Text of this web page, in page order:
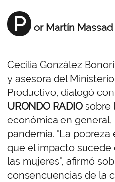
A
pp m
P or Martín Massad
Cecilia González
y asesora del
Productivo, dialogó con
URONDO RADIO sobre
económica en
pandemia. "La
que el impacto sucede
las mujeres", afirmó
consencuencias de la